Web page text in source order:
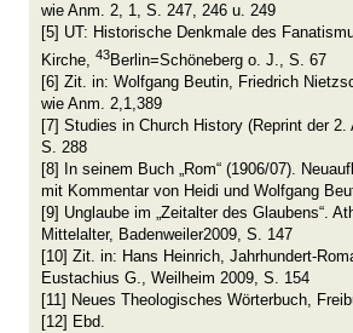
wie Anm. 2, 1, S. 247, 246 u. 249
[5] UT: Historische Denkmale des
Kirche, 43Berlin=Schöneberg o. J., S. 67
[6] Zit. in: Wolfgang Beutin, Friedrich
wie Anm. 2,1,389
[7] Studies in Church History (Reprint der
S. 288
[8]
In seinem Buch „Rom“ (1906/07).
mit Kommentar von Heidi und Wolfgang
[9] Unglaube im „Zeitalter des Glaubens“.
Mittelalter, Badenweiler2009, S. 147
[10] Zit. in: Hans Heinrich, Jahrhundert-
Eustachius G., Weilheim 2009, S. 154
[11] Neues Theologisches Wörterbuch,
[12] Ebd.